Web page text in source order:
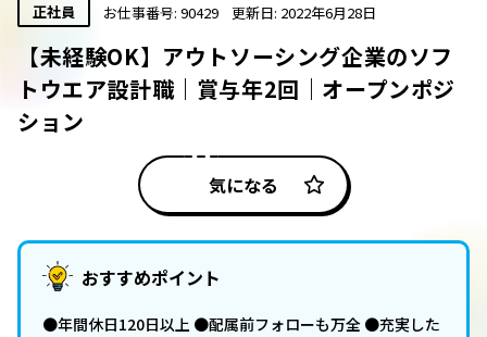
正社員 お仕事番号: 90429 更新日: 2022年6月28日
【未経験OK】アウトソーシング企業のソフ
トウエア設計職｜賞与年2回｜オープンポジ
ション
気になる
おすすめポイント
●年間休日120日以上 ●配属前フォローも万全 ●充実した